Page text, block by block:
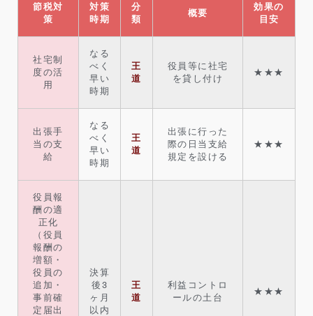
節税対
策
対策
時期
分
類
概要
効果の
目安
社宅制
度の活
用
なる
べく
早い
時期
王
道
役員等に社宅
を貸し付け
★★★
出張手
当の支
給
なる
べく
早い
時期
王
道
出張に行った
際の日当支給
規定を設ける
★★★
役員報
酬の適
正化
（役員
報酬の
増額・
役員の
追加・
事前確
定届出
決算
後3
ヶ月
以内
王
道
利益コントロ
ールの土台
★★★